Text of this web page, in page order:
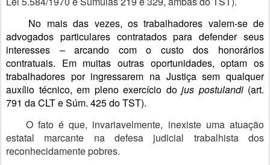
No mais das vezes, os trabalhadores valem-se de
advogados particulares contratados para defender seus
interesses – arcando com o custo dos honorários
contratuais. Em muitas outras oportunidades, optam os
trabalhadores por ingressarem na Justiça sem qualquer
auxílio técnico, em pleno exercício do jus postulandi(art.
791 da CLT e Súm. 425 do TST).
O fato é que, invariavelmente, inexiste uma atuação
estatal marcante na defesa judicial trabalhista dos
reconhecidamente pobres.